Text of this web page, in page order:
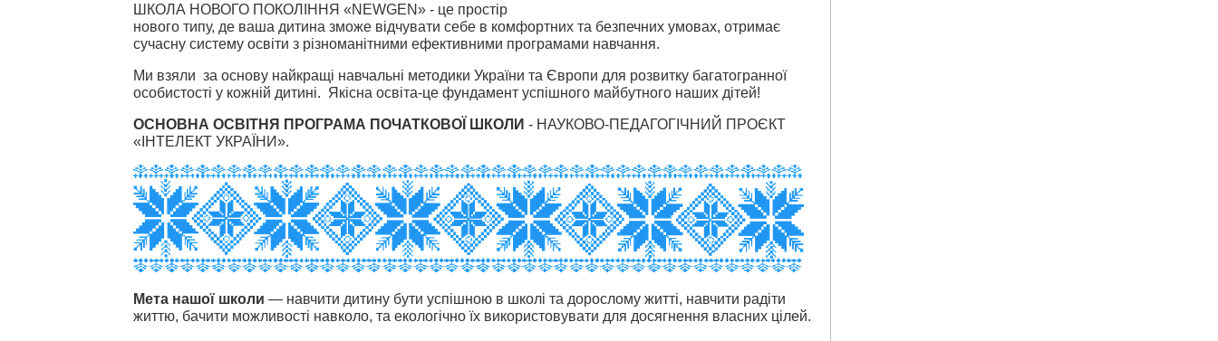
ШКОЛА НОВОГО ПОКОЛІННЯ «NEWGEN» - це простір
нового типу, де ваша дитина зможе відчувати себе в комфортних та безпечних умовах, отримає
сучасну систему освіти з різноманітними ефективними програмами навчання.
Ми взяли за основу найкращі навчальні методики України та Європи для розвитку багатогранної
особистості у кожній дитині. Якісна освіта-це фундамент успішного майбутного наших дітей!
ОСНОВНА ОСВІТНЯ ПРОГРАМА ПОЧАТКОВОЇ ШКОЛИ - НАУКОВО-ПЕДАГОГІЧНИЙ ПРОЄКТ
«ІНТЕЛЕКТ УКРАЇНИ».
Мета нашої школи — навчити дитину бути успішною в школі та дорослому житті, навчити радіти
життю, бачити можливості навколо, та екологічно їx використовувати для досягнення власних цілей.